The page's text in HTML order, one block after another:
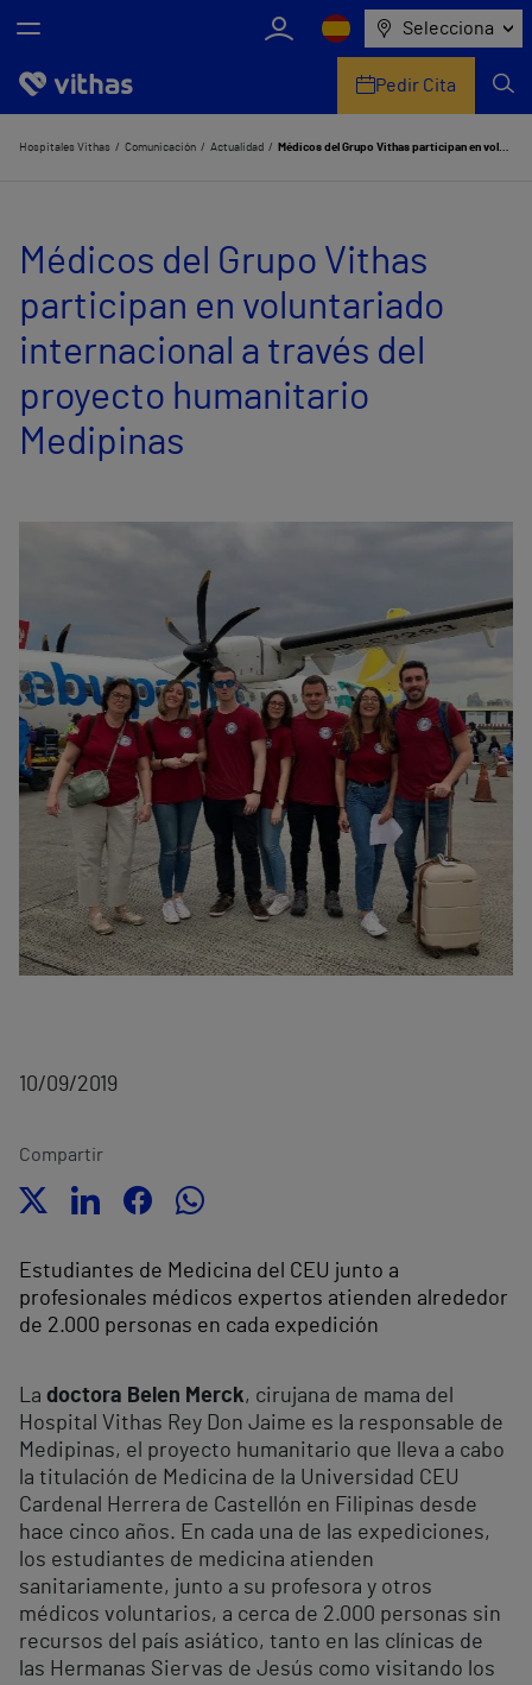
Selecciona
Nosotros
Servicios de salud
Equipo médico y asistencial
Comunicación
Pedir Cita
Hospitales Vithas Comunicación Actualidad Médicos del Grupo Vithas participan en voluntariado internacional a través del proyecto humanitario Medipinas
Médicos del Grupo Vithas
participan en voluntariado
internacional a través del
proyecto humanitario
Medipinas
10/09/2019
Compartir
Estudiantes de Medicina del CEU junto a
profesionales médicos expertos atienden alrededor
de 2.000 personas en cada expedición
La doctora Belen Merck, cirujana de mama del
Hospital Vithas Rey Don Jaime es la responsable de
Medipinas, el proyecto humanitario que lleva a cabo
la titulación de Medicina de la Universidad CEU
Cardenal Herrera de Castellón en Filipinas desde
hace cinco años. En cada una de las expediciones,
los estudiantes de medicina atienden
sanitariamente, junto a su profesora y otros
médicos voluntarios, a cerca de 2.000 personas sin
recursos del país asiático, tanto en las clínicas de
las Hermanas Siervas de Jesús como visitando los